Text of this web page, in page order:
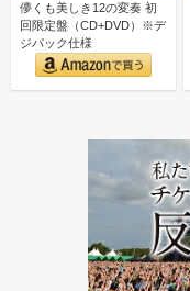
儚くも美しき12の変奏 初
回限定盤（CD+DVD）※デ
ジパック仕様